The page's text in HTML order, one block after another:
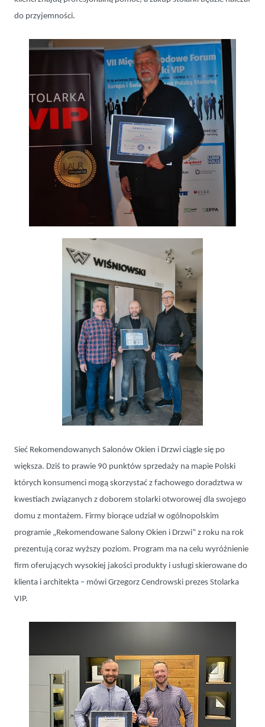
do przyjemności.
Sieć Rekomendowanych Salonów Okien i Drzwi ciągle się po
większa. Dziś to prawie 90 punktów sprzedaży na mapie Polski
których konsumenci mogą skorzystać z fachowego doradztwa w
kwestiach związanych z doborem stolarki otworowej dla swojego
domu z montażem. Firmy biorące udział w ogólnopolskim
programie „Rekomendowane Salony Okien i Drzwi” z roku na rok
prezentują coraz wyższy poziom. Program ma na celu wyróżnienie
firm oferujących wysokiej jakości produkty i usługi skierowane do
klienta i architekta – mówi Grzegorz Cendrowski prezes Stolarka
VIP.